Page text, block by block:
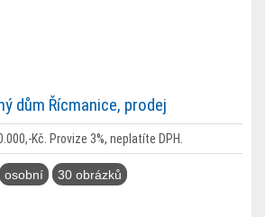
dům Řícmanice, prodej
Kč. Provize 3%, neplatíte DPH.
osobní 30 obrázků